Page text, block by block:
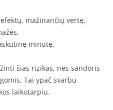
mažinančių vertę,
minutę.
šias rizikas, nes sandoris
Tai ypač svarbu
laikotarpiu.